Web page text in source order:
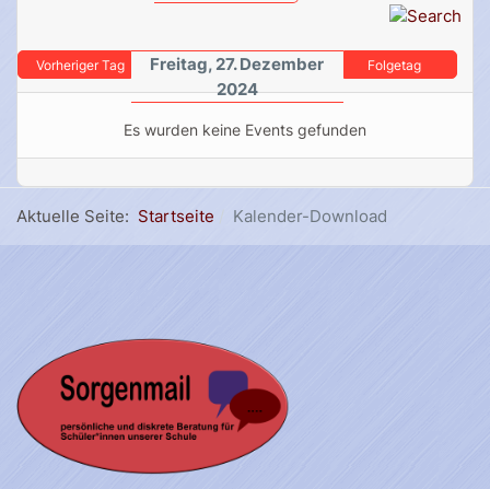
Vorheriger Tag
Freitag, 27. Dezember
2024
Folgetag
Es wurden keine Events gefunden
Aktuelle Seite: Startseite Kalender-Download